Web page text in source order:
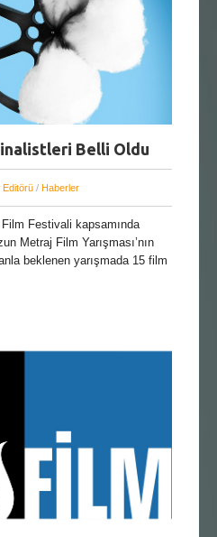
Belli Oldu
Editörü / Haberler
Festivali kapsamında
Metraj Film Yarışması’nın
beklenen yarışmada 15 film